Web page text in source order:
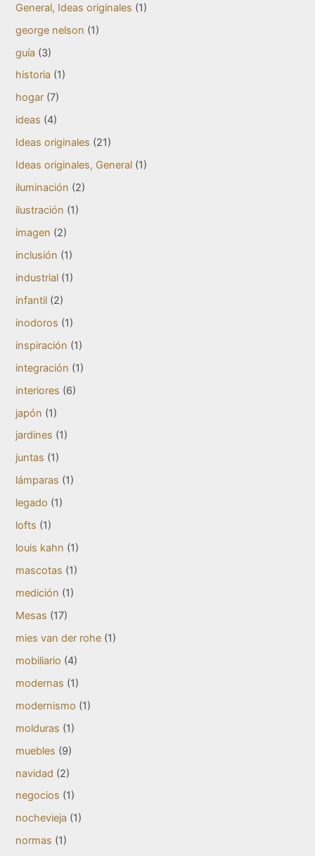
General, Ideas originales (1)
george nelson (1)
guía (3)
historia (1)
hogar (7)
ideas (4)
Ideas originales (21)
Ideas originales, General (1)
iluminación (2)
ilustración (1)
imagen (2)
inclusión (1)
industrial (1)
infantil (2)
inodoros (1)
inspiración (1)
integración (1)
interiores (6)
japón (1)
jardines (1)
juntas (1)
lámparas (1)
legado (1)
lofts (1)
louis kahn (1)
mascotas (1)
medición (1)
Mesas (17)
mies van der rohe (1)
mobiliario (4)
modernas (1)
modernismo (1)
molduras (1)
muebles (9)
navidad (2)
negocios (1)
nochevieja (1)
normas (1)